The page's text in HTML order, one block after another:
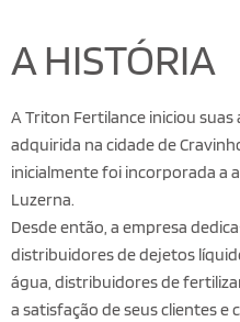
A HISTÓRIA
A Triton Fertilance iniciou
adquirida na cidade de
inicialmente foi incorporada a
Luzerna.
Desde então, a empresa
distribuidores de dejetos
água, distribuidores de
a satisfação de seus clientes